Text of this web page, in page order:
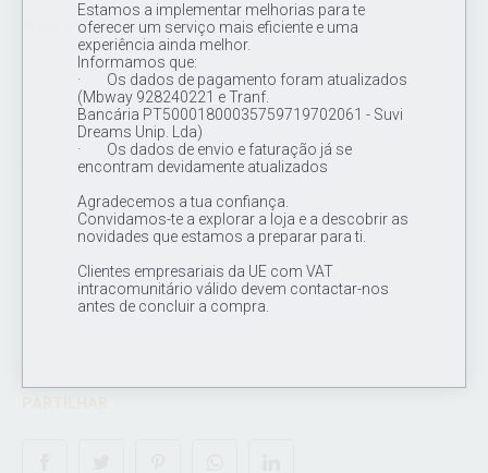
Estamos a implementar melhorias para te
oferecer um serviço mais eficiente e uma
experiência ainda melhor.
Informamos que:
· Os dados de pagamento foram atualizados
(Mbway 928240221 e Tranf.
Bancária PT50001800035759719702061 - Suvi
Dreams Unip. Lda)
· Os dados de envio e faturação já se
encontram devidamente atualizados
Agradecemos a tua confiança.
Convidamos-te a explorar a loja e a descobrir as
novidades que estamos a preparar para ti.
Clientes empresariais da UE com VAT
intracomunitário válido devem contactar-nos
antes de concluir a compra.
MAIS INFORMAÇÕES
Tampa de joia em titânio de grau implante ASTM F 136, que
facilita a cicatrização. Joia polida à mão, com linha para
encaixar qualquer labret ou queixo com fio interno. O titânio pode
ser anodizado em várias cores diferentes por tensão, não é
pintado, por isso não é prejudicial ao corpo humano. Esta
tampa é formada por um lua martelada " " parafuso de
Pode ser adaptado a qualquer barbo ou mesmo labret. Este
piercing é muito utilizado para microdermal entre outros.
Rosca de ajuste: 14G (1.6mm)